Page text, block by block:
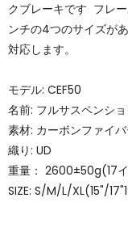
クブレーキです フレー
ンチの4つのサイズが
対応します。
モデル: CEF50
名前: フルサスペンシ
素材: カーボンファイ
織り: UD
重量： 2600±50g(17
SIZE: S/M/L/XL(15"/